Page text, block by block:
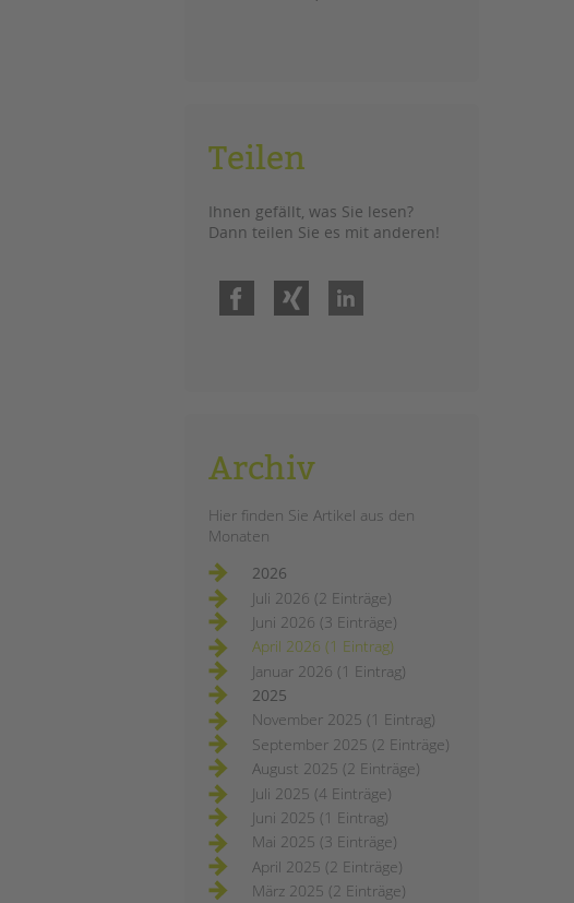
Teilen
Ihnen gefällt, was Sie lesen?
Dann teilen Sie es mit anderen!
Facebook
Archiv
Hier finden Sie Artikel aus den
Monaten
2026
Juli 2026 (2 Einträge)
Juni 2026 (3 Einträge)
April 2026 (1 Eintrag)
Januar 2026 (1 Eintrag)
2025
November 2025 (1 Eintrag)
September 2025 (2 Einträge)
August 2025 (2 Einträge)
Juli 2025 (4 Einträge)
Juni 2025 (1 Eintrag)
Mai 2025 (3 Einträge)
April 2025 (2 Einträge)
März 2025 (2 Einträge)